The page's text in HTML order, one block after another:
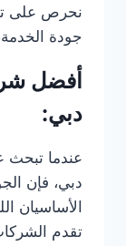
نحرص على
جودة
أفضل
دبي:
عندما
دبي، فإن
الأساسيان
تقدم